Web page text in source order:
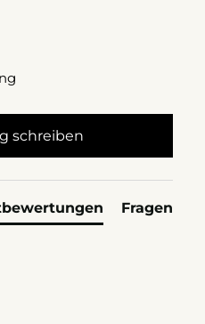
schreiben
Fragen